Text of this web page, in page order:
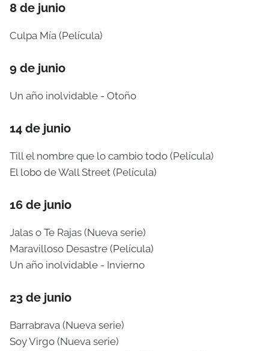
8 de junio
Culpa Mía (Película)
9 de junio
Un año inolvidable - Otoño
14 de junio
Till el nombre que lo cambio todo (Película)
El lobo de Wall Street (Película)
16 de junio
Jalas o Te Rajas (Nueva serie)
Maravilloso Desastre (Película)
Un año inolvidable - Invierno
23 de junio
Barrabrava (Nueva serie)
Soy Virgo (Nueva serie)